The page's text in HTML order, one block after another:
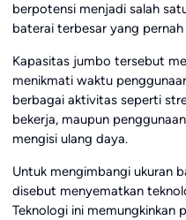
berpotensi menjadi salah
baterai terbesar yang
Kapasitas jumbo tersebut
menikmati waktu
berbagai aktivitas seperti
bekerja, maupun
mengisi ulang daya.
Untuk mengimbangi ukuran
disebut menyematkan
Teknologi ini memungkinkan